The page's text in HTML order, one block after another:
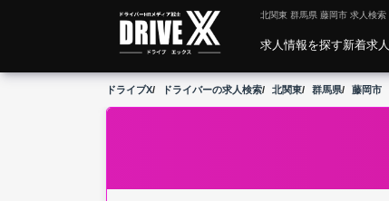
北関東 群馬県 藤岡市 求人検索
求人情報を探す新着求人
ドライブX ドライバーの求人検索 北関東 群馬県 藤岡市